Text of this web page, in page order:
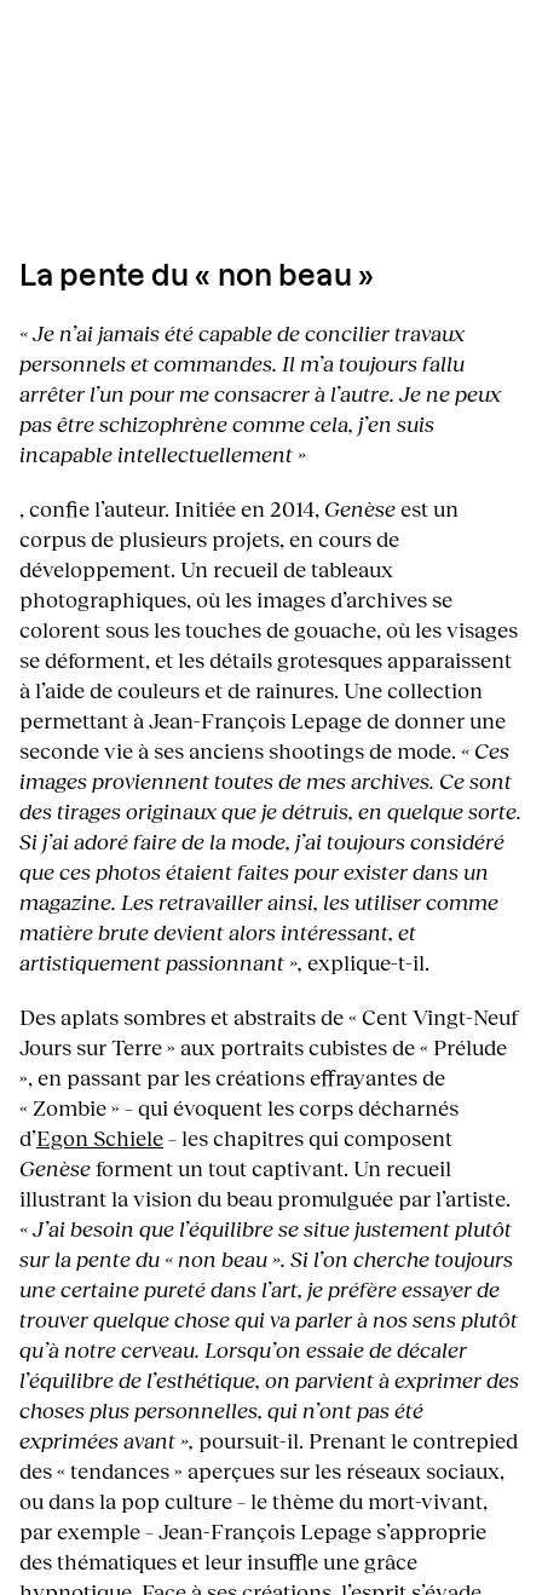
La pente du « non beau »
« Je n’ai jamais été capable de concilier travaux
personnels et commandes. Il m’a toujours fallu
arrêter l’un pour me consacrer à l’autre. Je ne peux
pas être schizophrène comme cela, j’en suis
incapable intellectuellement »
, confie l’auteur. Initiée en 2014, Genèseest un
corpus de plusieurs projets, en cours de
développement. Un recueil de tableaux
photographiques, où les images d’archives se
colorent sous les touches de gouache, où les visages
se déforment, et les détails grotesques apparaissent
à l’aide de couleurs et de rainures. Une collection
permettant à Jean-François Lepage de donner une
seconde vie à ses anciens shootings de mode. « Ces
images proviennent toutes de mes archives. Ce sont
des tirages originaux que je détruis, en quelque sorte.
Si j’ai adoré faire de la mode, j’ai toujours considéré
que ces photos étaient faites pour exister dans un
magazine. Les retravailler ainsi, les utiliser comme
matière brute devient alors intéressant, et
artistiquement passionnant », explique-t-il.
Des aplats sombres et abstraits de « Cent Vingt-Neuf
Jours sur Terre » aux portraits cubistes de « Prélude
», en passant par les créations effrayantes de
« Zombie » – qui évoquent les corps décharnés
d’Egon Schiele– les chapitres qui composent
Genèseforment un tout captivant. Un recueil
illustrant la vision du beau promulguée par l’artiste.
« J’ai besoin que l’équilibre se situe justement plutôt
sur la pente du « non beau ». Si l’on cherche toujours
une certaine pureté dans l’art, je préfère essayer de
trouver quelque chose qui va parler à nos sens plutôt
qu’à notre cerveau. Lorsqu’on essaie de décaler
l’équilibre de l’esthétique, on parvient à exprimer des
choses plus personnelles, qui n’ont pas été
exprimées avant », poursuit-il. Prenant le contrepied
des « tendances » aperçues sur les réseaux sociaux,
ou dans la pop culture – le thème du mort-vivant,
par exemple – Jean-François Lepage s’approprie
des thématiques et leur insuffle une grâce